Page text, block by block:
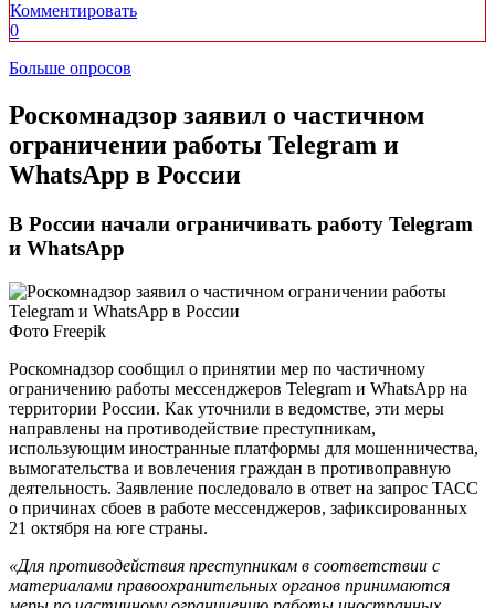
Комментировать
0
Больше опросов
Роскомнадзор заявил о частичном
ограничении работы Telegram и
WhatsApp в России
В России начали ограничивать работу Telegram
и WhatsApp
Фото Freepik
Роскомнадзор сообщил о принятии мер по частичному
ограничению работы мессенджеров Telegram и WhatsApp на
территории России. Как уточнили в ведомстве, эти меры
направлены на противодействие преступникам,
использующим иностранные платформы для мошенничества,
вымогательства и вовлечения граждан в противоправную
деятельность. Заявление последовало в ответ на запрос ТАСС
о причинах сбоев в работе мессенджеров, зафиксированных
21 октября на юге страны.
«Для противодействия преступникам в соответствии с
материалами правоохранительных органов принимаются